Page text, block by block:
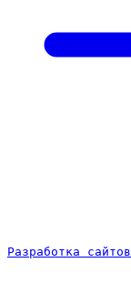
Разработка сайтов